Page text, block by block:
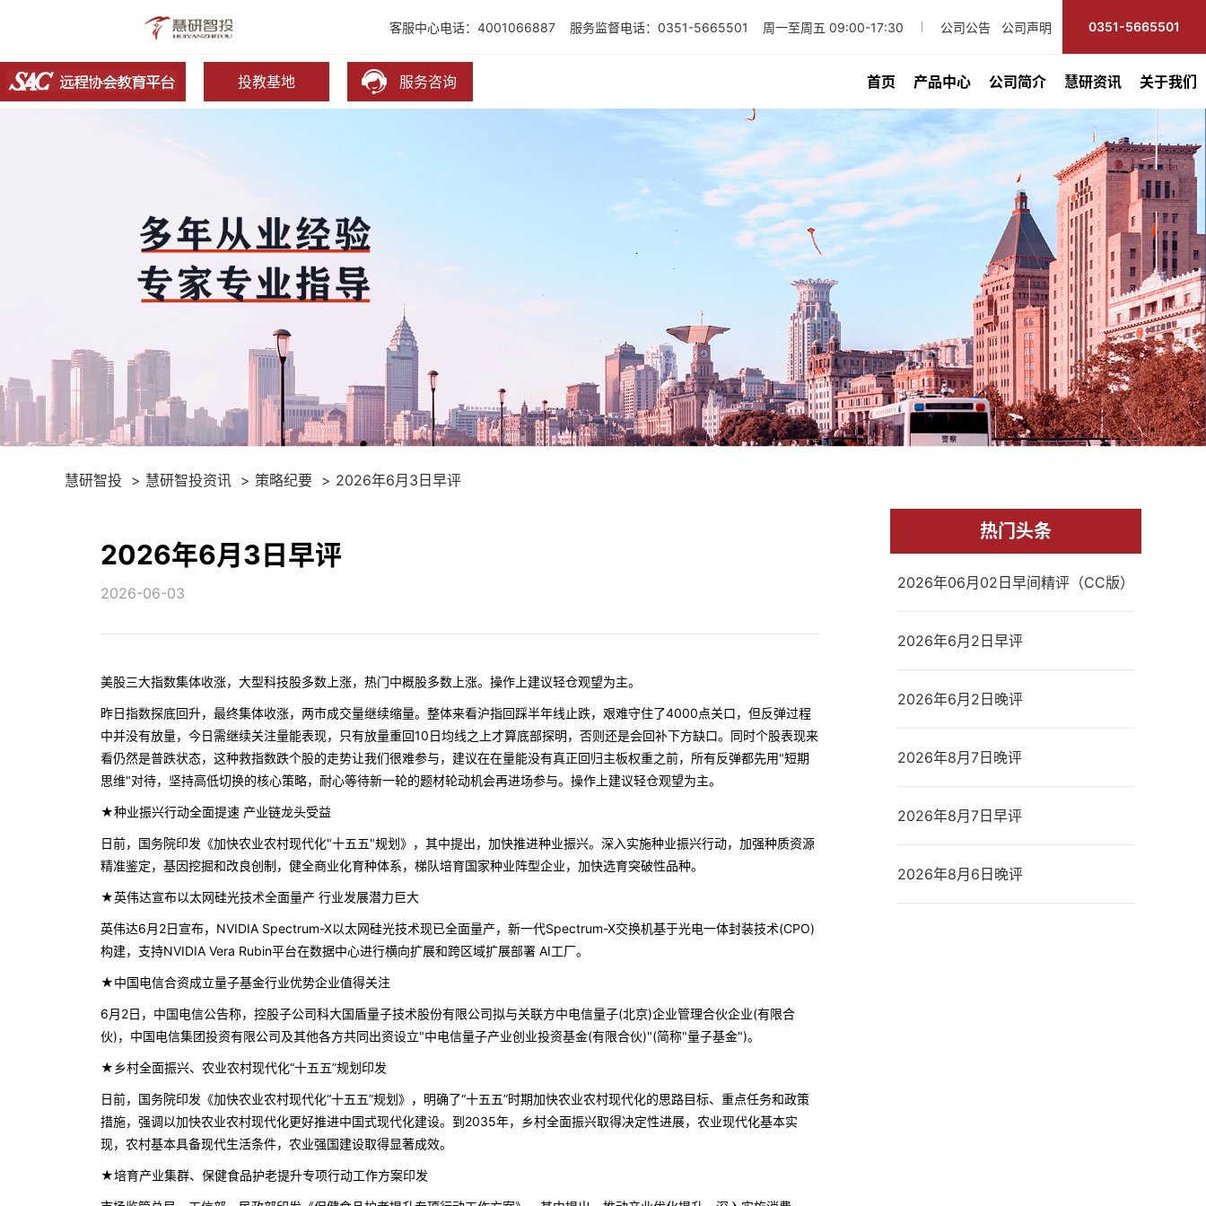
客服中心电话：4001066887 服务监督电话：0351-5665501 周一至周五 09:00-17:30 公司公告 公司声明 0351-5665501
投教基地 服务咨询 首页 产品中心 公司简介 慧研资讯 关于我们
慧研智投 慧研智投资讯 策略纪要 2026年6月3日早评
2026年6月3日早评
2026-06-03
美股三大指数集体收涨，大型科技股多数上涨，热门中概股多数上涨。操作上建议轻仓观望为主。
昨日指数探底回升，最终集体收涨，两市成交量继续缩量。整体来看沪指回踩半年线止跌，艰难守住了4000点关口，但反弹过程
中并没有放量，今日需继续关注量能表现，只有放量重回10日均线之上才算底部探明，否则还是会回补下方缺口。同时个股表现来
看仍然是普跌状态，这种救指数跌个股的走势让我们很难参与，建议在在量能没有真正回归主板权重之前，所有反弹都先用"短期
思维"对待，坚持高低切换的核心策略，耐心等待新一轮的题材轮动机会再进场参与。操作上建议轻仓观望为主。
★种业振兴行动全面提速 产业链龙头受益
日前，国务院印发《加快农业农村现代化"十五五"规划》，其中提出，加快推进种业振兴。深入实施种业振兴行动，加强种质资源
精准鉴定，基因挖掘和改良创制，健全商业化育种体系，梯队培育国家种业阵型企业，加快选育突破性品种。
★英伟达宣布以太网硅光技术全面量产 行业发展潜力巨大
英伟达6月2日宣布，NVIDIA Spectrum-X以太网硅光技术现已全面量产，新一代Spectrum-X交换机基于光电一体封装技术(CPO)
构建，支持NVIDIA Vera Rubin平台在数据中心进行横向扩展和跨区域扩展部署 AI工厂。
★中国电信合资成立量子基金行业优势企业值得关注
6月2日，中国电信公告称，控股子公司科大国盾量子技术股份有限公司拟与关联方中电信量子(北京)企业管理合伙企业(有限合
伙)，中国电信集团投资有限公司及其他各方共同出资设立"中电信量子产业创业投资基金(有限合伙)"(简称"量子基金")。
★乡村全面振兴、农业农村现代化“十五五”规划印发
日前，国务院印发《加快农业农村现代化“十五五”规划》，明确了“十五五”时期加快农业农村现代化的思路目标、重点任务和政策
措施，强调以加快农业农村现代化更好推进中国式现代化建设。到2035年，乡村全面振兴取得决定性进展，农业现代化基本实
现，农村基本具备现代生活条件，农业强国建设取得显著成效。
★培育产业集群、保健食品护老提升专项行动工作方案印发
热门头条
2026年06月02日早间精评（CC版）
2026年6月2日早评
2026年6月2日晚评
2026年8月7日晚评
2026年8月7日早评
2026年8月6日晚评